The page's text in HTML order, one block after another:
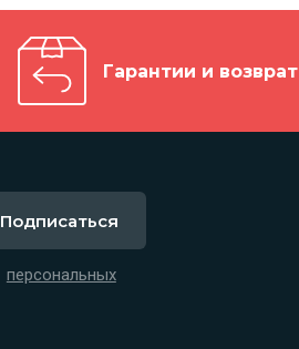
Гарантии и возврат
персональных
Подписаться